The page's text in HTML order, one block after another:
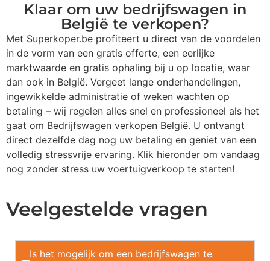
Klaar om uw bedrijfswagen in
België te verkopen?
Met Superkoper.be profiteert u direct van de voordelen
in de vorm van een gratis offerte, een eerlijke
marktwaarde en gratis ophaling bij u op locatie, waar
dan ook in België. Vergeet lange onderhandelingen,
ingewikkelde administratie of weken wachten op
betaling – wij regelen alles snel en professioneel als het
gaat om Bedrijfswagen verkopen België. U ontvangt
direct dezelfde dag nog uw betaling en geniet van een
volledig stressvrije ervaring. Klik hieronder om vandaag
nog zonder stress uw voertuigverkoop te starten!
Veelgestelde vragen
Is het mogelijk om een bedrijfswagen te